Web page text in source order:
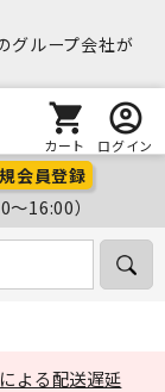
グループ会社が
カート ログイン
会員登録
～16:00）
よる配送遅延